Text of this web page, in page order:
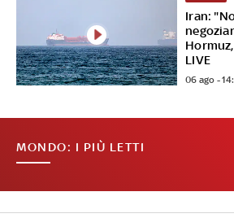
Iran:
LIVE
06 ago -
MONDO: I PIÙ LETTI